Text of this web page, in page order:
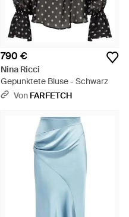
790 €
Nina Ricci
Gepunktete Bluse - Schwarz
Von FARFETCH